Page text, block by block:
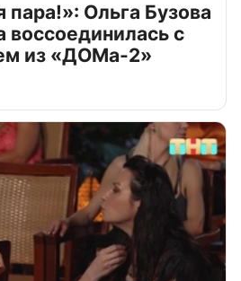
Ольга Бузова
воссоединилась с
из «ДОМа-2»